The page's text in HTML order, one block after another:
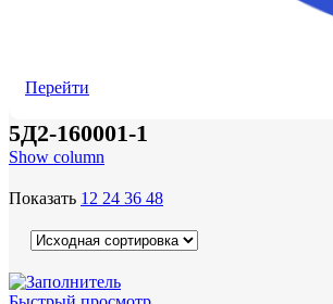
Перейти
5Д2-160001-1
Show column
Показать 12 24 36 48